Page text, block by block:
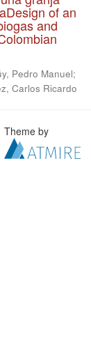
of an
and
Pedro Manuel;
Carlos Ricardo
Theme by